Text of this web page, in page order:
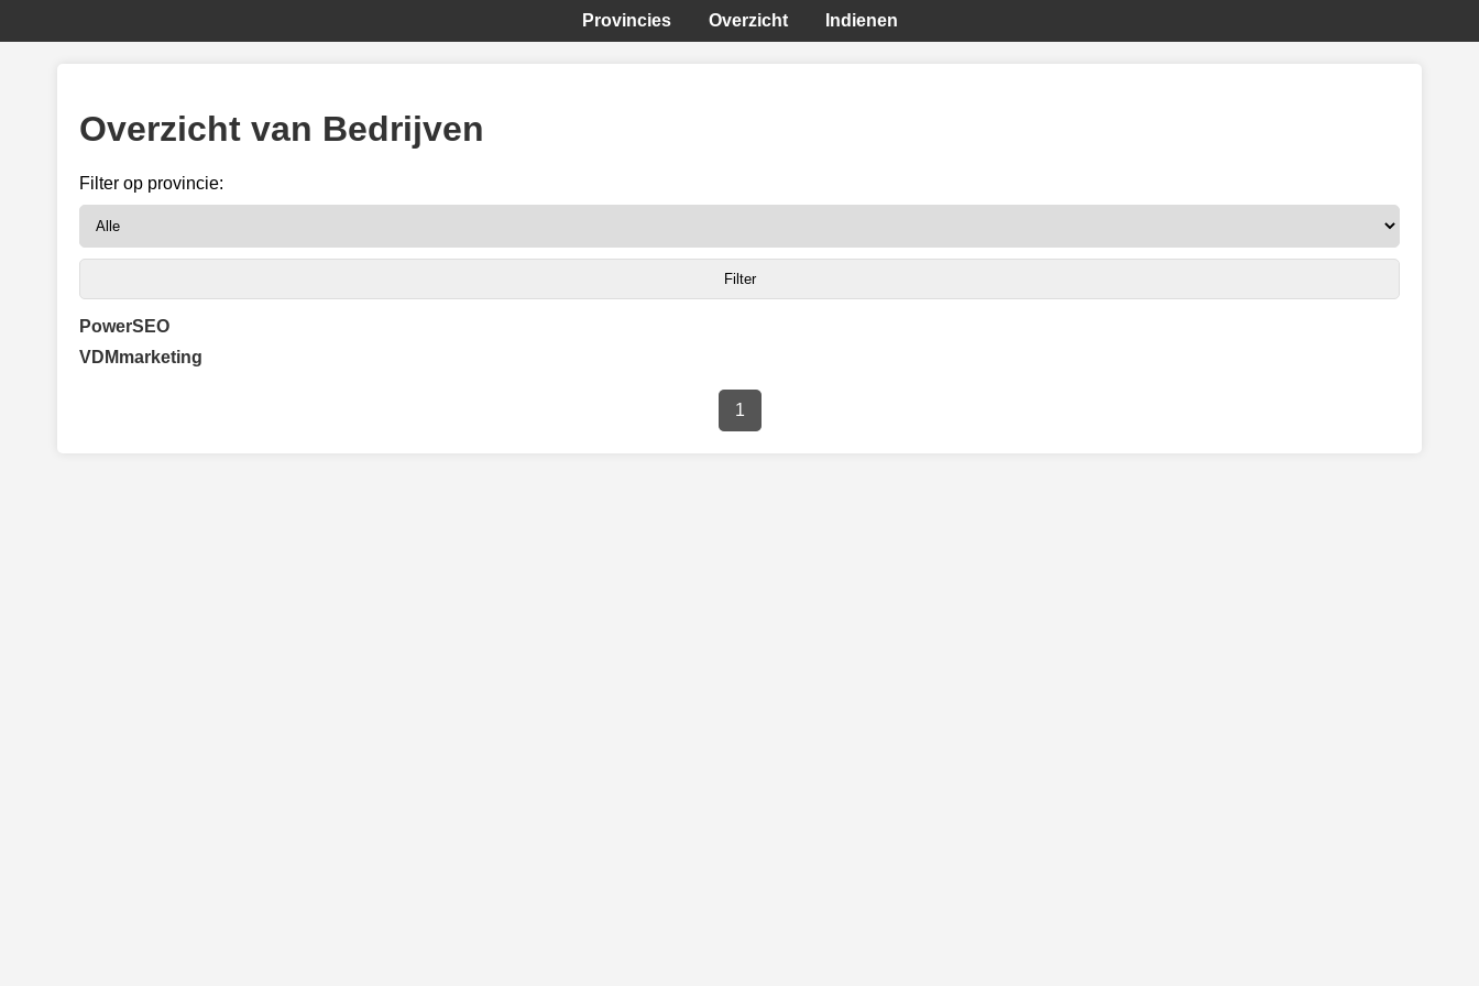
Provincies Overzicht Indienen
Overzicht van Bedrijven
Filter op provincie:
PowerSEO
VDMmarketing
1